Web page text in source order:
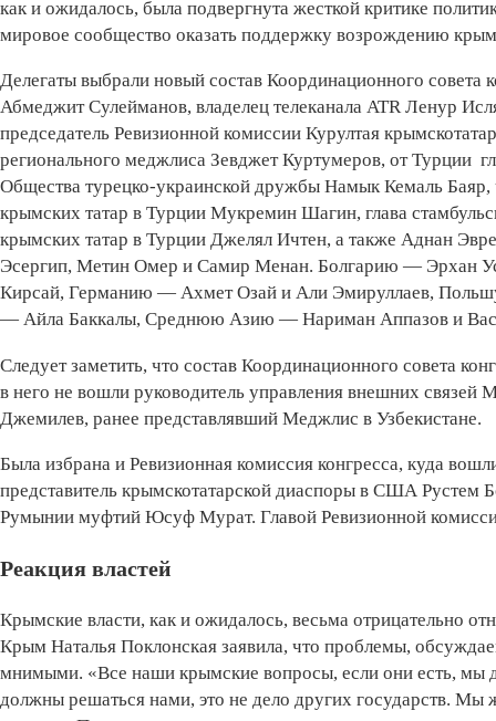
как и ожидалось, была подвергнута жесткой критике
мировое сообщество оказать поддержку возрождению
Делегаты выбрали новый состав Координационного
Абмеджит Сулейманов, владелец телеканала АТR Ленур
председатель Ревизионной комиссии Курултая
регионального меджлиса Зевджет Куртумеров, от Турции
Общества турецко-украинской дружбы Намык Кемаль
крымских татар в Турции Мукремин Шагин, глава
крымских татар в Турции Джелял Ичтен, а также Аднан
Эсергип, Метин Омер и Самир Менан. Болгарию — Эрхан
Кирсай, Германию — Ахмет Озай и Али Эмируллаев,
— Айла Баккалы, Среднюю Азию — Нариман Аппазов и
Следует заметить, что состав Координационного совета
в него не вошли руководитель управления внешних
Джемилев, ранее представлявший Меджлис в Узбекистане.
Была избрана и Ревизионная комиссия конгресса, куда
представитель крымскотатарской диаспоры в США Рустем
Румынии муфтий Юсуф Мурат. Главой Ревизионной
Реакция властей
Крымские власти, как и ожидалось, весьма отрицательно
Крым Наталья Поклонская заявила, что проблемы,
мнимыми. «Все наши крымские вопросы, если они есть, мы
должны решаться нами, это не дело других государств.